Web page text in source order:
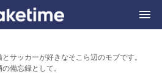
とサッカーが好きなそこら辺のモブです。
備忘録として。